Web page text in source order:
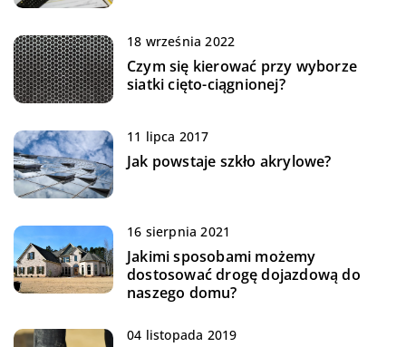
18 września 2022
Czym się kierować przy wyborze
siatki cięto-ciągnionej?
11 lipca 2017
Jak powstaje szkło akrylowe?
16 sierpnia 2021
Jakimi sposobami możemy
dostosować drogę dojazdową do
naszego domu?
04 listopada 2019